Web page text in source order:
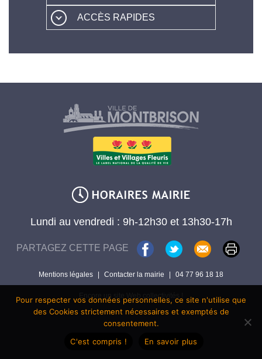
ACCÈS RAPIDES
Lundi au vendredi : 9h-12h30 et 13h30-17h
PARTAGEZ CETTE PAGE
Mentions légales | Contacter la mairie | 04 77 96 18 18
Encore un site Web collectivités !
Pour respecter vos données personnelles, ce site n'utilise que
des Cookies strictement nécessaires et exemptés de
consentement.
C'est compris !
En savoir plus